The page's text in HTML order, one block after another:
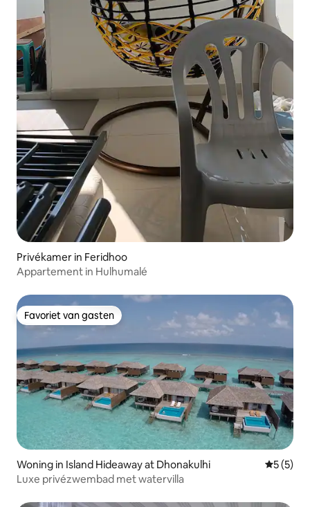
Privékamer in Feridhoo
Appartement in Hulhumalé
Favoriet van gasten
Favoriet van gasten
Woning in Island Hideaway at Dhonakulhi
5 (5)
Luxe privézwembad met watervilla